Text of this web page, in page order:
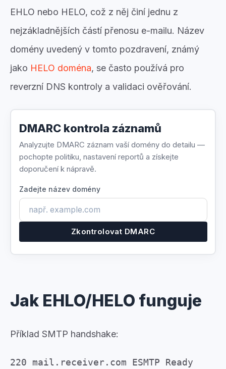
EHLO nebo HELO, což z něj činí jednu z
nejzákladnějších částí přenosu e-mailu. Název
domény uvedený v tomto pozdravení, známý
jako HELO doména, se často používá pro
reverzní DNS kontroly a validaci ověřování.
DMARC kontrola záznamů
Analyzujte DMARC záznam vaší domény do detailu —
pochopte politiku, nastavení reportů a získejte
doporučení k nápravě.
Zadejte název domény
Zkontrolovat DMARC
Jak EHLO/HELO funguje
Příklad SMTP handshake:
220 mail.receiver.com ESMTP Ready